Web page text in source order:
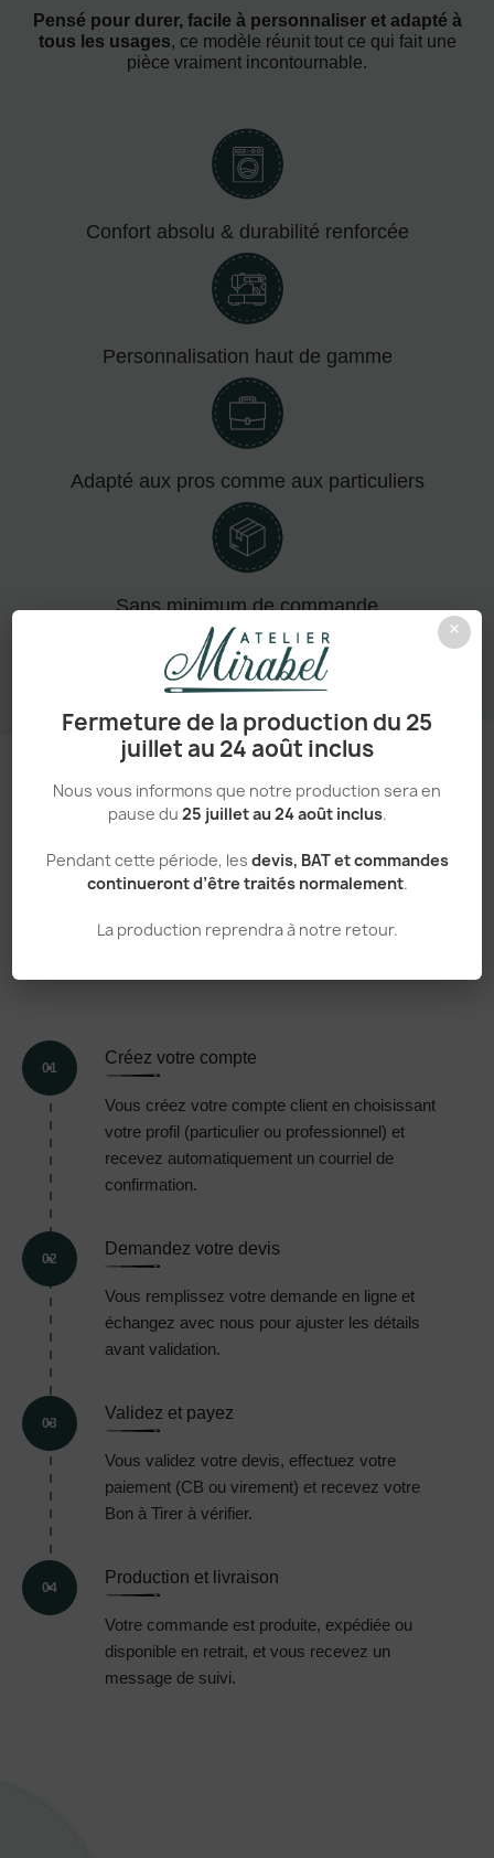
×
Fermeture de la production du 25
juillet au 24 août inclus
Nous vous informons que notre production sera en
pause du 25 juillet au 24 août inclus.
Pendant cette période, les devis, BAT et commandes
continueront d’être traités normalement.
La production reprendra à notre retour.
Pensé pour durer, facile à personnaliser et adapté à
tous les usages, ce modèle réunit tout ce qui fait une
pièce vraiment incontournable.
Confort absolu & durabilité renforcée
Personnalisation haut de gamme
Adapté aux pros comme aux particuliers
Sans minimum de commande
Un processus simple et transparent
VOTRE
COMMANDE,EN 5
01
Créez votre compte
Vous créez votre compte client en choisissant
votre profil (particulier ou professionnel) et
recevez automatiquement un courriel de
confirmation.
02
Demandez votre devis
Vous remplissez votre demande en ligne et
échangez avec nous pour ajuster les détails
avant validation.
03
Validez et payez
Vous validez votre devis, effectuez votre
paiement (CB ou virement) et recevez votre
Bon à Tirer à vérifier.
04
Production et livraison
Votre commande est produite, expédiée ou
disponible en retrait, et vous recevez un
message de suivi.